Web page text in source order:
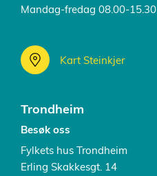
Mandag-fredag 08.00-15.30
Kart Steinkjer
Trondheim
Besøk oss
Fylkets hus Trondheim
Erling Skakkesgt. 14